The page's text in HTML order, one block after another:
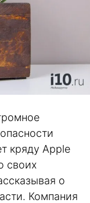
кряду Apple
своих
о
Компания